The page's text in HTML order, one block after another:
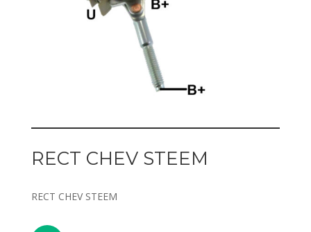
RECT CHEV STEEM
RECT CHEV STEEM